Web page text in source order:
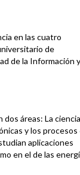
en las cuatro
de
de la Información y
áreas: La
y los procesos
aplicaciones
en el de las